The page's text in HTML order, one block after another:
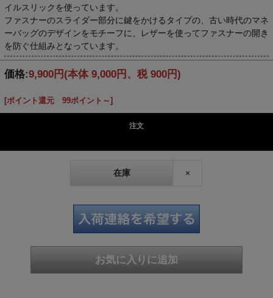
イルスリックを使っています。
ファスナーのスライダー部分に鍵をかけるタイプの、古い時代のマネ
ーバッグのデザインをモチーフに、レザーを使ってファスナーの開き
を防ぐ仕組みとなっています。
価格:9,900円 (本体 9,000円、税 900円)
[ポイント還元 99ポイント～]
注文
在庫 ×